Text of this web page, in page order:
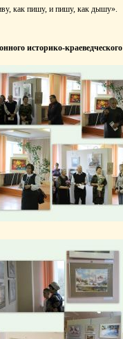
как пишу, и пишу, как дышу».
историко-краеведческого